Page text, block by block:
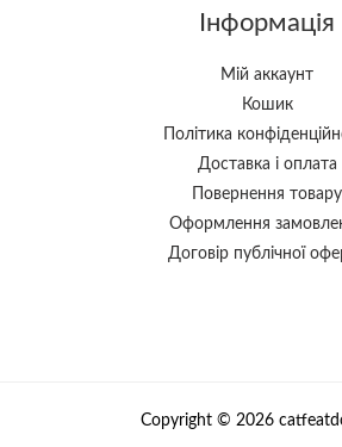
Інформація
Мій аккаунт
Кошик
Політика
Доставка і оплата
Повернення товару
Оформлення
Договір публічної
Copyright © 2026